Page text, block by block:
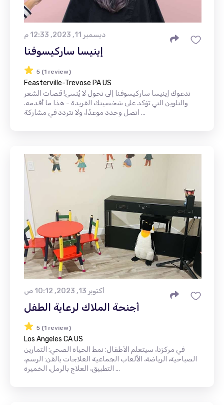
ديسمبر 11, 2023, 12:33 م
إينيسا ساركيسوفنا
5 (1 review)
Feasterville-Trevose PA US
تدعوك إينيسا ساركيسوفنا إلى تحول لا يُنسى! قصات الشعر
والتلوين التي تؤكد على شخصيتك الفريدة - هذا ما أقدمه.
اتصل وحدد موعدًا، ولا تتردد في مشاركة ...
أكتوبر 13, 2023, 10:12 ص
أجنحة الملاك لرعاية الطفل
5 (1 review)
Los Angeles CA US
في مركزنا، سيتعلم الأطفال: نمط الحياة الصحي: التمارين
الصباحية، الرياضة، الألعاب الجماعية العلاجات بالفن: الرسم،
التطبيق، العلاج بالرمل، الخميرة ...